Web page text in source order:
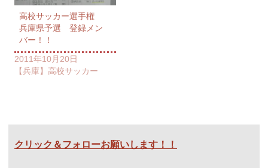
高校サッカー選手権
兵庫県予選 登録メン
バー！！
2011年10月20日
【兵庫】高校サッカー
クリック＆フォローお願いします！！